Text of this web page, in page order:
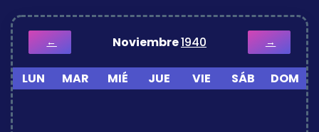
← Noviembre1940 →
LUN MAR MIÉ JUE VIE SÁB DOM